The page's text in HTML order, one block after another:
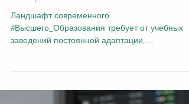
22 июл. 2 мин. чтения
Пять звезд QS и высшие награды:
Достижения Швейцарского Международного